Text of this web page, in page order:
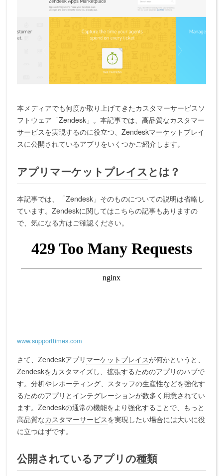
本メディアでも何度か取り上げてきたカスタマーサービス ソ
フトウェア「Zendesk」。本記事では、高品質なカスタマー
サービスを実現するのに役立つ、Zendeskマーケットプレイ
スに公開されているアプリをいくつかご紹介します。
アプリマーケットプレイスとは？
本記事では、「Zendesk」そのものについての説明は省略し
ています。Zendeskに関してはこちらの記事もありますの
で、気になる方はご確認ください。
www.supporttimes.com
さて、Zendeskアプリ マーケットプレイスが何かというと、
Zendeskをカスタマイズし、拡張するためのアプリのハブで
す。分析やレポーティング、スタッフの生産性などを強化す
るためのアプリとインテグレーションが数多く用意されてい
ます。Zendeskの通常の機能をより強化することで、もっと
高品質なカスタマーサービスを実現したい場合には大いに役
に立つはずです。
公開されているアプリの種類